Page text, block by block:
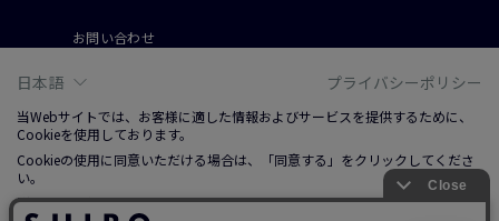
お問い合わせ
よくあるご質問
会社概要
特定商取引法に基づく表記
日本語 プライバシーポリシー
当Webサイトでは、お客様に適した情報およびサービスを提供するために、
Cookieを使用しております。
Cookieの使用に同意いただける場合は、「同意する」をクリックしてくださ
い。
詳しくは、右上記載プライバシーポリシーリンクまたは「Cookieについて」